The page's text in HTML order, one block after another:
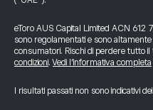
eToro AUS Capital Limited ACN 612
sono regolamentati e sono
consumatori. Rischi di perdere tutto
condizioni.Vedi l’informativa completa
I risultati passati non sono indicativi